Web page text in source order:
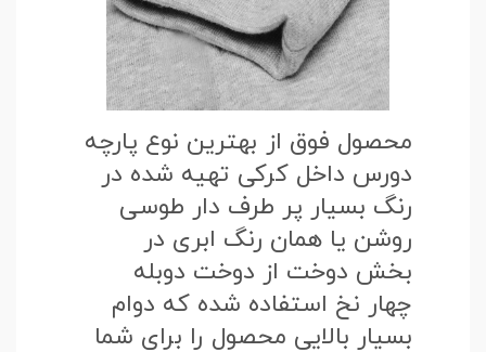
محصول فوق از بهترین نوع پارچه
دورس داخل کرکی تهیه شده در
رنگ بسیار پر طرف دار طوسی
روشن یا همان رنگ ابری در
بخش دوخت از دوخت دوبله
چهار نخ استفاده شده که دوام
بسیار بالایی محصول را برای شما